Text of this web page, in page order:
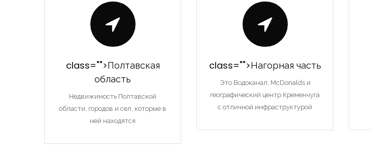
class="">Полтавская
область
Недвижимость Полтавской
области, городов и сел, которые в
ней находятся
class="">Нагорная часть
Это Водоканал, McDonalds и
географический центр Кременчуга
с отличной инфраструктурой